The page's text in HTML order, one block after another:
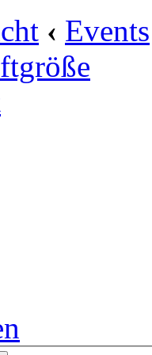
‹ Events